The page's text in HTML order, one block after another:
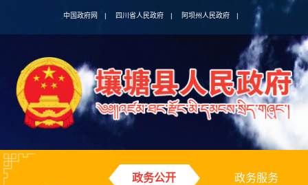
中国政府网 | 四川省人民政府 | 阿坝州人民政府 |
政务公开 政务服务